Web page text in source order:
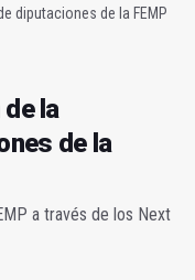
diputaciones de la FEMP
la
de la
a través de los Next